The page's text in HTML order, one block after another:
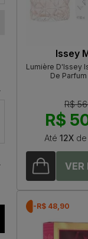
Issey
Lumière D'Issey
De
R$
R$
Até 12Xde
-R$ 48,90